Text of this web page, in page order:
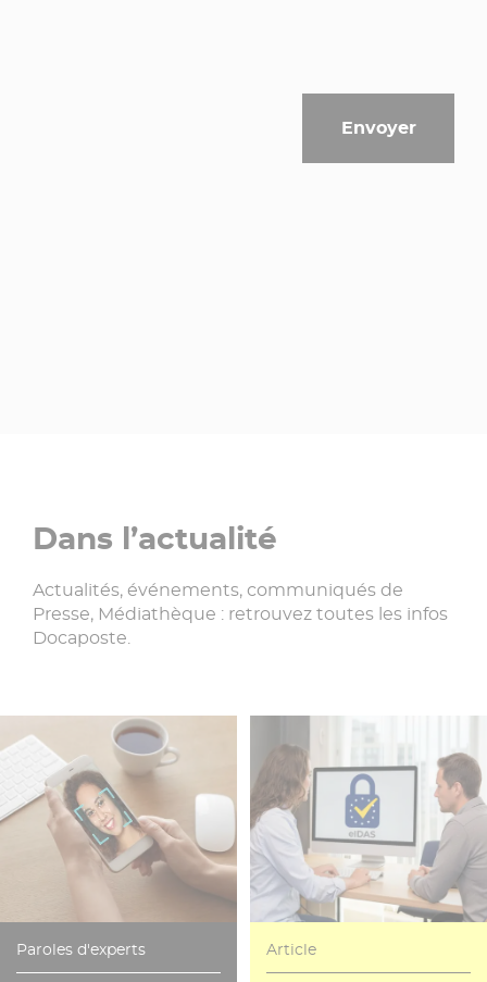
Dans l’actualité
Actualités, événements, communiqués de
Presse, Médiathèque : retrouvez toutes les infos
Docaposte.
Paroles d'experts Article